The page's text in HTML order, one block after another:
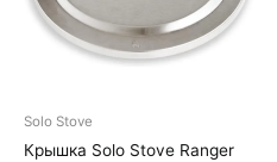
Solo Stove
Крышка Solo Stove Ranger